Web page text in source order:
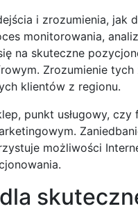
i zrozumienia, jak
monitorowania,
na skuteczne
Zrozumienie
klientów z regionu.
punkt usługowy,
możliwości